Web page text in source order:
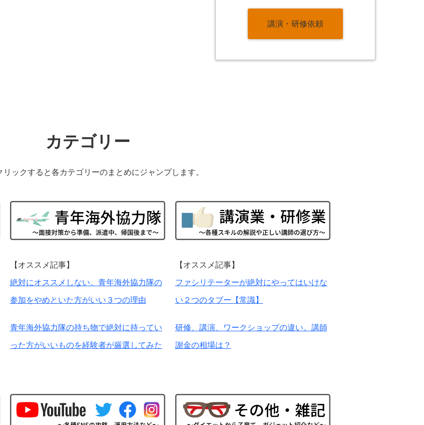
講演・研修依頼
カテゴリー
リックすると各カテゴリーのまとめにジャンプします。
【オススメ記事】
絶対にオススメしない。青年海外協力隊の
参加をやめといた方がいい３つの理由
青年海外協力隊の持ち物で絶対に持ってい
った方がいいものを経験者が厳選してみた
【オススメ記事】
ファシリテーターが絶対にやってはいけな
い２つのタブー【常識】
研修、講演、ワークショップの違い。講師
謝金の相場は？